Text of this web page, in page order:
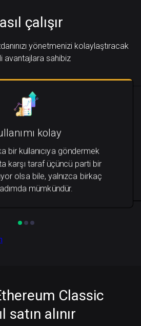
çalışır
yönetmenizi kolaylaştıracak
avantajlara sahibiz
kolay
bir kullanıcıya göndermek
karşı taraf üçüncü parti bir
olsa bile, yalnızca birkaç
mümkündür.
Classic
satın alınır